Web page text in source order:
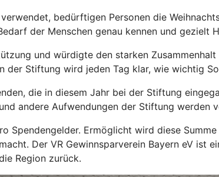
bedürftigen Personen die
der Menschen genau kennen und gezielt
und würdigte den starken Zusammenhalt
der Stiftung wird jeden Tag klar, wie wichtig
die in diesem Jahr bei der Stiftung
andere Aufwendungen der Stiftung werden
Spendengelder. Ermöglicht wird diese
Der VR Gewinnsparverein Bayern eV ist
Region zurück.